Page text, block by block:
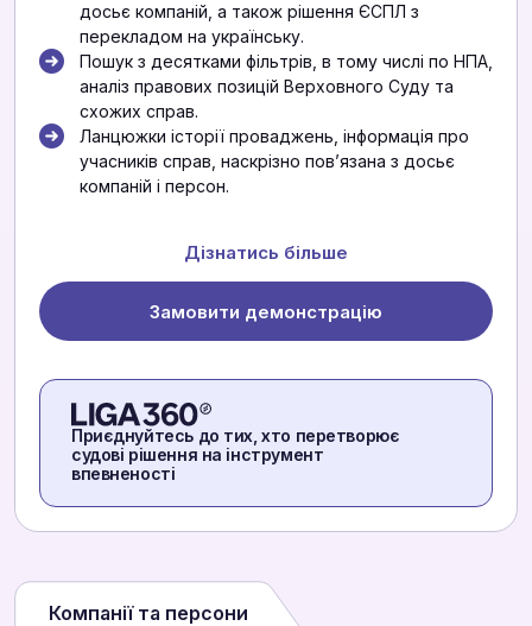
досьє компаній, а також рішення ЄСПЛ з
перекладом на українську.
Пошук з десятками фільтрів, в тому числі по НПА,
аналіз правових позицій Верховного Суду та
схожих справ.
Ланцюжки історії проваджень, інформація про
учасників справ, наскрізно повʼязана з досьє
компаній і персон.
Дізнатись більше
Замовити демонстрацію
Приєднуйтесь до тих, хто перетворює
судові рішення на інструмент
впевненості
Компанії та персони